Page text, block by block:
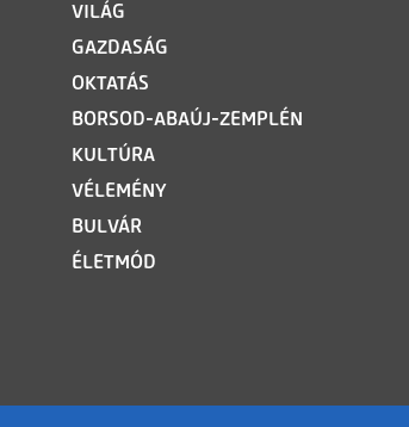
VILÁG
GAZDASÁG
OKTATÁS
BORSOD-ABAÚJ-ZEMPLÉN
KULTÚRA
VÉLEMÉNY
BULVÁR
ÉLETMÓD